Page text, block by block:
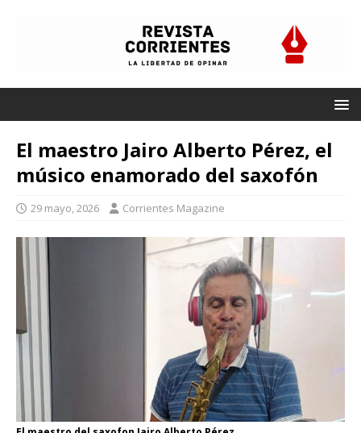
El maestro Jairo Alberto Pérez, el
músico enamorado del saxofón
29 mayo, 2026 Corrientes Magazine